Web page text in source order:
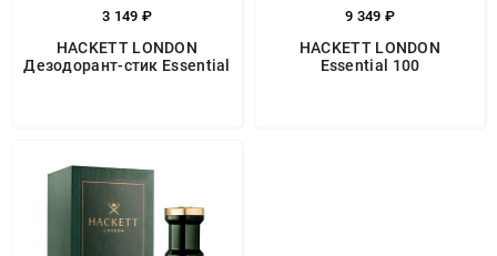
3 149 ₽
HACKETT LONDON
Дезодорант-стик Essential
9 349 ₽
HACKETT LONDON
Essential 100